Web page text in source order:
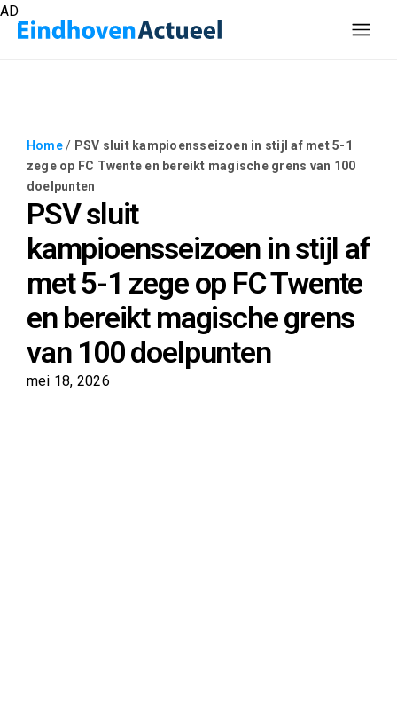
Home/ PSV sluit kampioensseizoen in stijl af met 5-1
zege op FC Twente en bereikt magische grens van 100
doelpunten
PSV sluit
kampioensseizoen in stijl af
met 5-1 zege op FC Twente
en bereikt magische grens
van 100 doelpunten
mei 18, 2026
AD